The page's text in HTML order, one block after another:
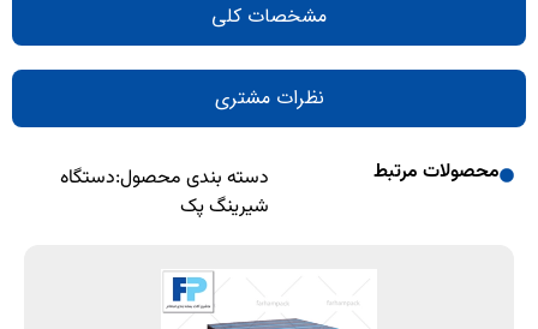
مشخصات کلی
نظرات مشتری
محصولات مرتبط دسته بندی محصول:دستگاه
شیرینگ پک